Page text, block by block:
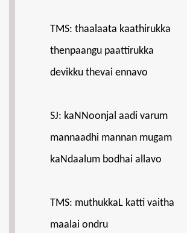
TMS: thaalaata kaathirukka
thenpaangu paattirukka
devikku thevai ennavo
SJ: kaNNoonjal aadi varum
mannaadhi mannan mugam
kaNdaalum bodhai allavo
TMS: muthukkaL katti vaitha
maalai ondru